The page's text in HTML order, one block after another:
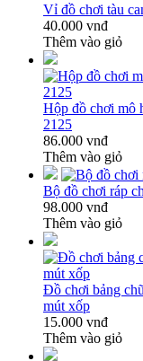
Vỉ đồ chơi tàu
40.000 vnđ
Thêm vào giỏ
Hộp đồ chơi mô
2125
86.000 vnđ
Thêm vào giỏ
Bộ đồ chơi ráp
98.000 vnđ
Thêm vào giỏ
Đồ chơi bảng
mút xốp
15.000 vnđ
Thêm vào giỏ